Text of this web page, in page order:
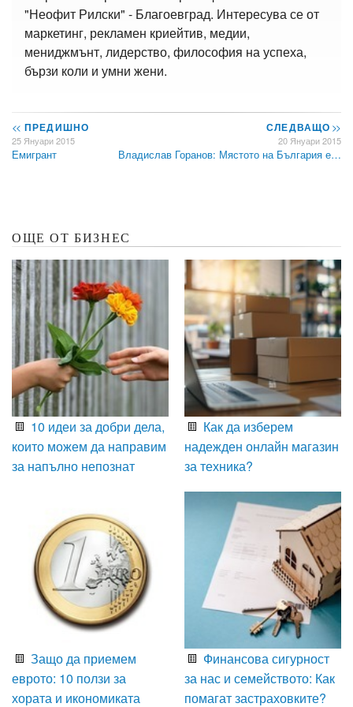
"Неофит Рилски" - Благоевград. Интересува се от
маркетинг, рекламен криейтив, медии,
мениджмънт, лидерство, философия на успеха,
бързи коли и умни жени.
<< ПРЕДИШНО
25 Януари 2015
Емигрант
СЛЕДВАЩО>>
20 Януари 2015
Владислав Горанов: Мястото на България е…
ОЩЕ ОТ БИЗНЕС
10 идеи за добри дела,
които можем да направим
за напълно непознат
Как да изберем
надежден онлайн магазин
за техника?
Защо да приемем
еврото: 10 ползи за
хората и икономиката
Финансова сигурност
за нас и семейството: Как
помагат застраховките?